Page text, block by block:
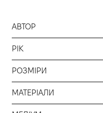
АВТОР
РІК
РОЗМІРИ
МАТЕРІАЛИ